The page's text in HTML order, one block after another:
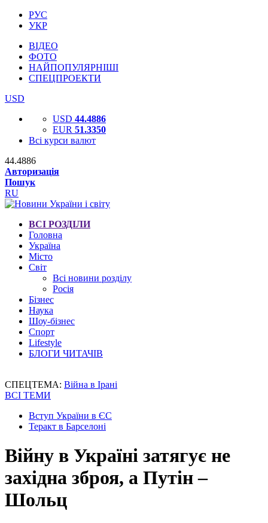
РУС
УКР
ВІДЕО
ФОТО
НАЙПОПУЛЯРНІШІ
СПЕЦПРОЕКТИ
USD
USD 44.4886
EUR 51.3350
Всі курси валют
44.4886
Авторизація
Пошук
RU
ВСІ РОЗДІЛИ
Головна
Україна
Місто
Світ
Всі новини розділу
Росія
Бізнес
Наука
Шоу-бізнес
Спорт
Lifestyle
БЛОГИ ЧИТАЧІВ
СПЕЦТЕМА: Війна в Ірані
ВСІ ТЕМИ
Вступ України в ЄС
Теракт в Барселоні
Війну в Україні затягує не
західна зброя, а Путін –
Шольц